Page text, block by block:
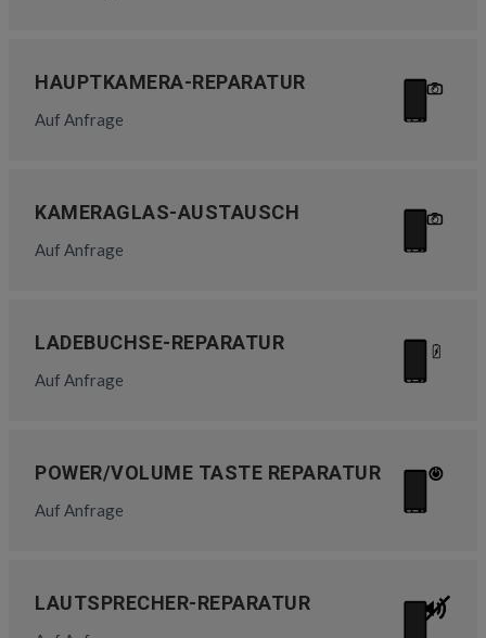
HAUPTKAMERA-REPARATUR
Auf Anfrage
KAMERAGLAS-AUSTAUSCH
Auf Anfrage
LADEBUCHSE-REPARATUR
Auf Anfrage
POWER/VOLUME TASTE REPARATUR
Auf Anfrage
LAUTSPRECHER-REPARATUR